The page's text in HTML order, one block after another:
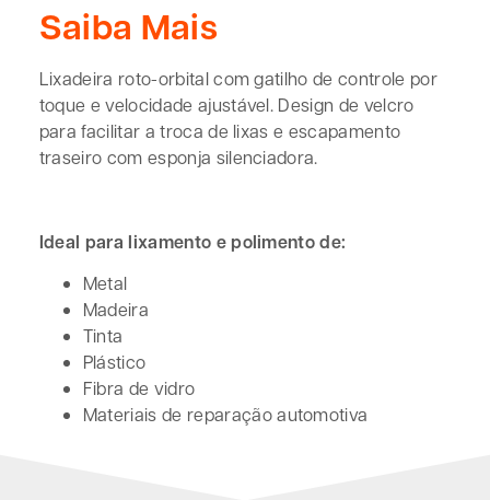
Saiba Mais
Lixadeira roto-orbital com gatilho de controle por
toque e velocidade ajustável. Design de velcro
para facilitar a troca de lixas e escapamento
traseiro com esponja silenciadora.
Ideal para lixamento e polimento de:
Metal
Madeira
Tinta
Plástico
Fibra de vidro
Materiais de reparação automotiva